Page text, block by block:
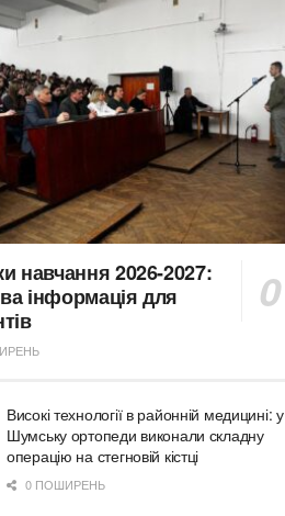
навчання 2026-2027:
інформація для
Високі технології в районній медицині: у
Шумську ортопеди виконали складну
операцію на стегновій кістці
0 ПОШИРЕНЬ